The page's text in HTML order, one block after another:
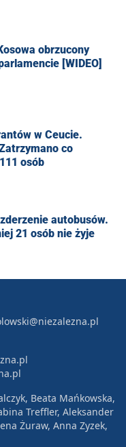
obrzucony
[WIDEO]
w Ceucie.
co
osób
autobusów.
21 osób nie żyje
Beata Mańkowska,
Treffler, Aleksander
Żuraw, Anna Zyzek,